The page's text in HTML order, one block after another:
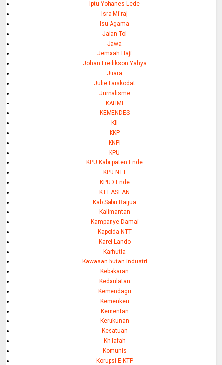
Iptu Yohanes Lede
Isra Mi'raj
Isu Agama
Jalan Tol
Jawa
Jemaah Haji
Johan Fredikson Yahya
Juara
Julie Laiskodat
Jurnalisme
KAHMI
KEMENDES
KII
KKP
KNPI
KPU
KPU Kabupaten Ende
KPU NTT
KPUD Ende
KTT ASEAN
Kab Sabu Raijua
Kalimantan
Kampanye Damai
Kapolda NTT
Karel Lando
Karhutla
Kawasan hutan industri
Kebakaran
Kedaulatan
Kemendagri
Kemenkeu
Kementan
Kerukunan
Kesatuan
Khilafah
Komunis
Korupsi E-KTP